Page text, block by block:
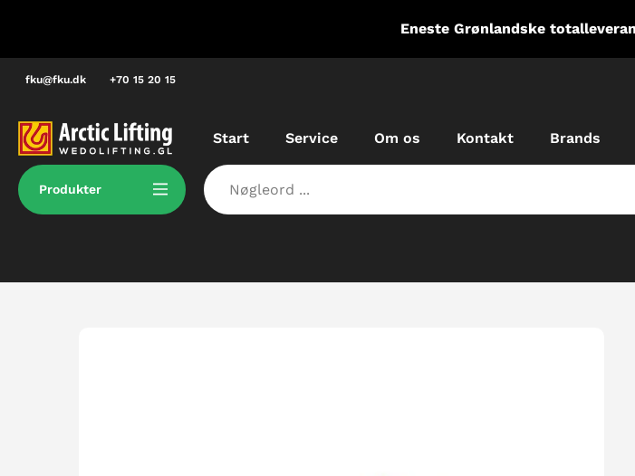
Eneste Grønlandske
fku@fku.dk +70 15 20 15
Start Service Om os Kontakt Brands
Produkter